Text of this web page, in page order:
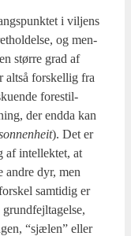
i vil­jens
og men­
stør­re grad af
alt­så for­skel­lig fra
fore­stil­
der end­da kan
). Det er
af intel­lek­tet, at
andre dyr, men
sam­ti­dig er
“sjæ­len” eller